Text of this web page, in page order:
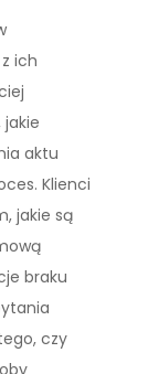
ich
aktu
Klienci
jakie są
braku
czy